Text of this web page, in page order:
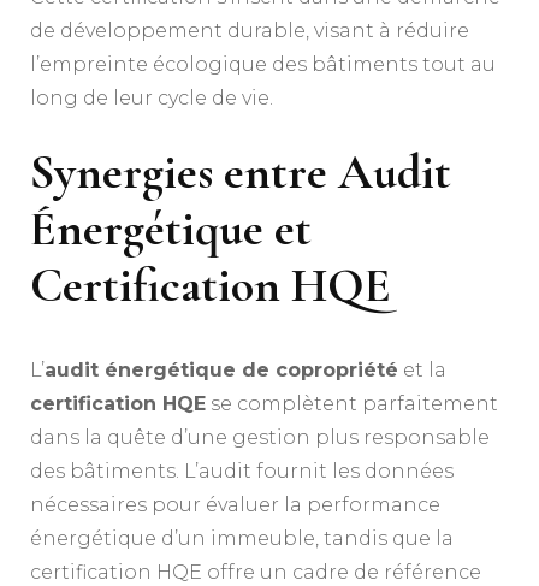
de développement durable, visant à réduire
l’empreinte écologique des bâtiments tout au
long de leur cycle de vie.
Synergies entre Audit
Énergétique et
Certification HQE
L’audit énergétique de copropriété et la
certification HQE se complètent parfaitement
dans la quête d’une gestion plus responsable
des bâtiments. L’audit fournit les données
nécessaires pour évaluer la performance
énergétique d’un immeuble, tandis que la
certification HQE offre un cadre de référence